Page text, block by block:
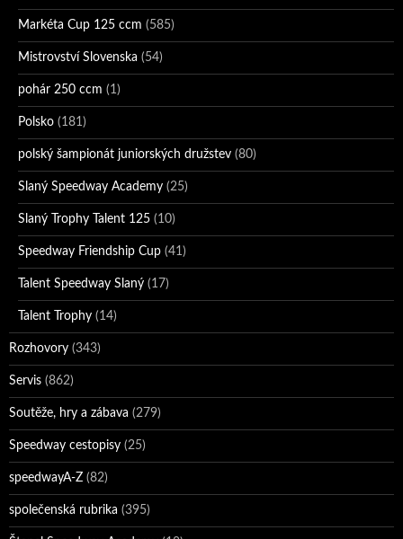
Markéta Cup 125 ccm (585)
Mistrovství Slovenska (54)
pohár 250 ccm (1)
Polsko (181)
polský šampionát juniorských družstev (80)
Slaný Speedway Academy (25)
Slaný Trophy Talent 125 (10)
Speedway Friendship Cup (41)
Talent Speedway Slaný (17)
Talent Trophy (14)
Rozhovory (343)
Servis (862)
Soutěže, hry a zábava (279)
Speedway cestopisy (25)
speedwayA-Z (82)
společenská rubrika (395)